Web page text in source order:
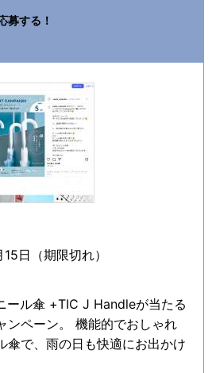
募する！
日（期限切れ）
ール傘 +TIC J Handleが当たる
ンペーン。 機能的でおしゃれ
傘で、雨の日も快適にお出かけ